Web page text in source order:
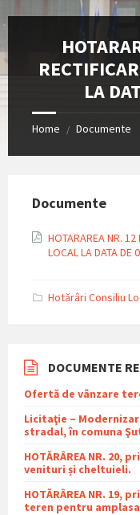
LA
Home / Documente
Documente
HOTARAREA NR. 12
LOCAL LA DATA DE
Hotărâri Consiliu
DOCUMENTE
Ofertă de vânzare
Licitaţie –
stradal, în comuna
HOTĂRÂREA NR.
venituri și cheltuieli.
HOTĂRÂREA NR. 19,
teren pentru